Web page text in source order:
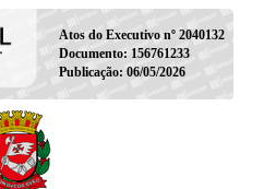
Atos do Executivo nº 2040132
Documento: 156761233
Publicação: 06/05/2026